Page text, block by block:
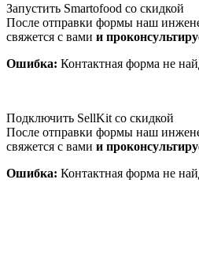
Запустить Smartofood со скидкой
После отправки формы наш
свяжется с вами и
Ошибка: Контактная форма не
Подключить SellKit со скидкой
После отправки формы наш
свяжется с вами и
Ошибка: Контактная форма не